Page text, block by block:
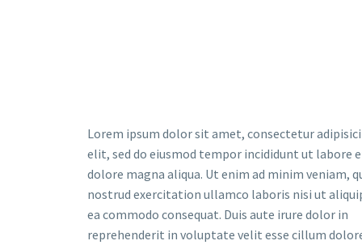
Lorem ipsum dolor sit amet, consectetur
elit, sed do eiusmod tempor incididunt ut labore
dolore magna aliqua. Ut enim ad minim veniam,
nostrud exercitation ullamco laboris nisi ut
ea commodo consequat. Duis aute irure dolor in
reprehenderit in voluptate velit esse cillum